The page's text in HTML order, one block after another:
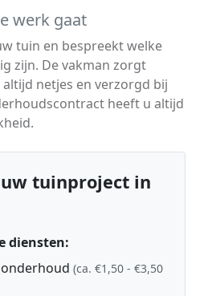
werk gaat
tuin en bespreekt welke
zijn. De vakman zorgt
netjes en verzorgd bij
heeft u altijd
tuinproject in
diensten:
(ca. €1,50 - €3,50